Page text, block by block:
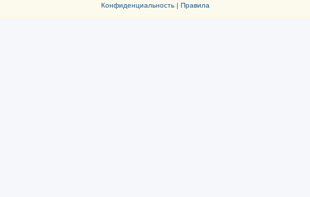
Конфиденциальность| Правила